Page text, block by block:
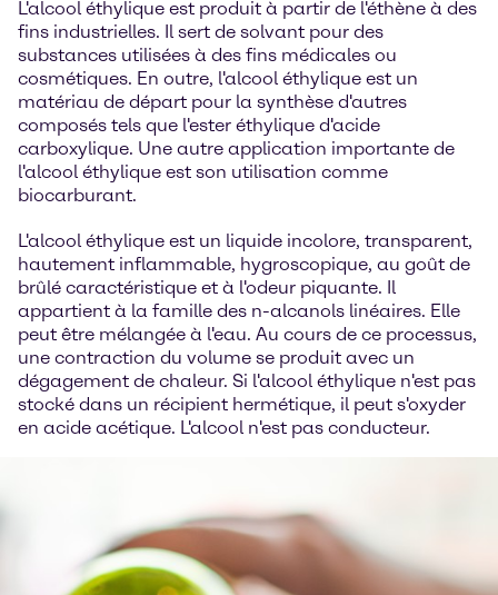
L'alcool éthylique est produit à partir de l'éthène à des
fins industrielles. Il sert de solvant pour des
substances utilisées à des fins médicales ou
cosmétiques. En outre, l'alcool éthylique est un
matériau de départ pour la synthèse d'autres
composés tels que l'ester éthylique d'acide
carboxylique. Une autre application importante de
l'alcool éthylique est son utilisation comme
biocarburant.
L'alcool éthylique est un liquide incolore, transparent,
hautement inflammable, hygroscopique, au goût de
brûlé caractéristique et à l'odeur piquante. Il
appartient à la famille des n-alcanols linéaires. Elle
peut être mélangée à l'eau. Au cours de ce processus,
une contraction du volume se produit avec un
dégagement de chaleur. Si l'alcool éthylique n'est pas
stocké dans un récipient hermétique, il peut s'oxyder
en acide acétique. L'alcool n'est pas conducteur.